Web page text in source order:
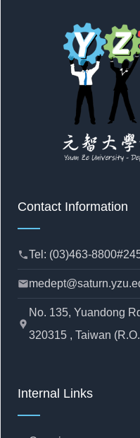
Contact Information
phoneTel: (03)463-
mail
location_pin
No. 135, Yuandong
320315 , Taiwan
Internal Links